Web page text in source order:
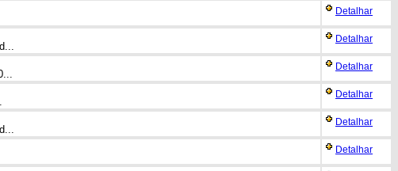
Detalhar
Detalhar
Detalhar
Detalhar
Detalhar
Detalhar